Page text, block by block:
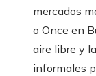
mercados
o Once en
aire libre y
informales